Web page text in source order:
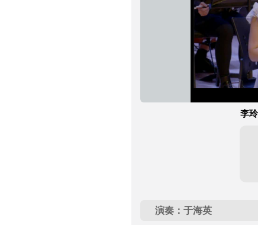
李
演奏：于海英